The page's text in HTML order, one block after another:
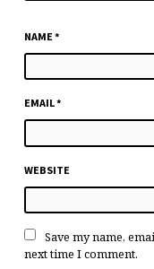
NAME *
EMAIL*
WEBSITE
Save my name,
next time I comment.